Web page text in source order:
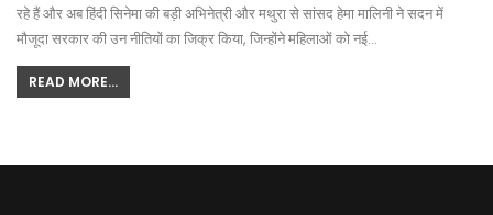
रहे हैं और अब हिंदी सिनेमा की बड़ी अभिनेत्री और मथुरा से सांसद हेमा मालिनी ने सदन में
मौजूदा सरकार की उन नीतियों का जिक्र किया, जिन्होंने महिलाओं को नई…
READ MORE...